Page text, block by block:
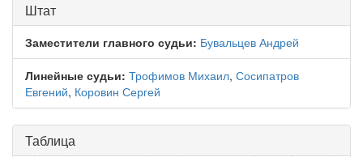
Штат
Заместители главного судьи: Бувальцев Андрей
Линейные судьи: Трофимов Михаил, Сосипатров
Евгений, Коровин Сергей
Таблица